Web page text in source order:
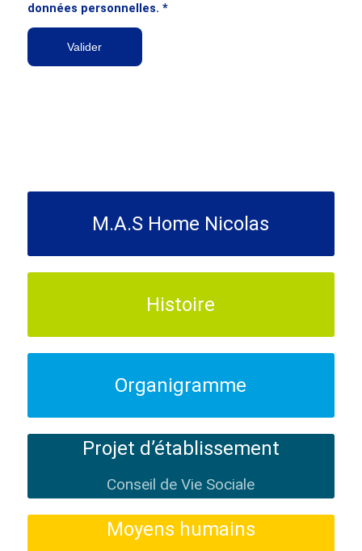
données personnelles. *
M.A.S Home Nicolas
Histoire
Organigramme
Projet d’établissement
Conseil de Vie Sociale
Moyens humains